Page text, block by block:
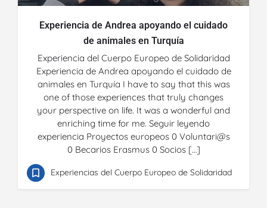
Experiencia de Andrea apoyando el cuidado
de animales en Turquía
Experiencia del Cuerpo Europeo de Solidaridad
Experiencia de Andrea apoyando el cuidado de
animales en Turquía I have to say that this was
one of those experiences that truly changes
your perspective on life. It was a wonderful and
enriching time for me. Seguir leyendo
experiencia Proyectos europeos 0 Voluntari@s
0 Becarios Erasmus 0 Socios […]
Experiencias del Cuerpo Europeo de Solidaridad